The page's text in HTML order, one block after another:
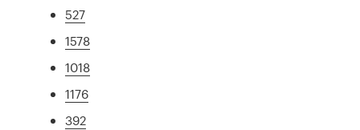
527
1578
1018
1176
392